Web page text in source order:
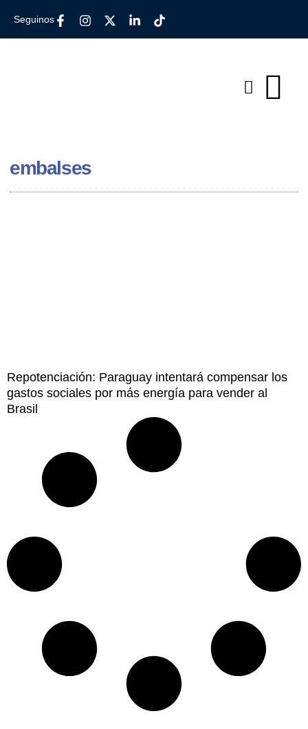
Seguinos
embalses
Repotenciación: Paraguay intentará compensar los
gastos sociales por más energía para vender al
Brasil